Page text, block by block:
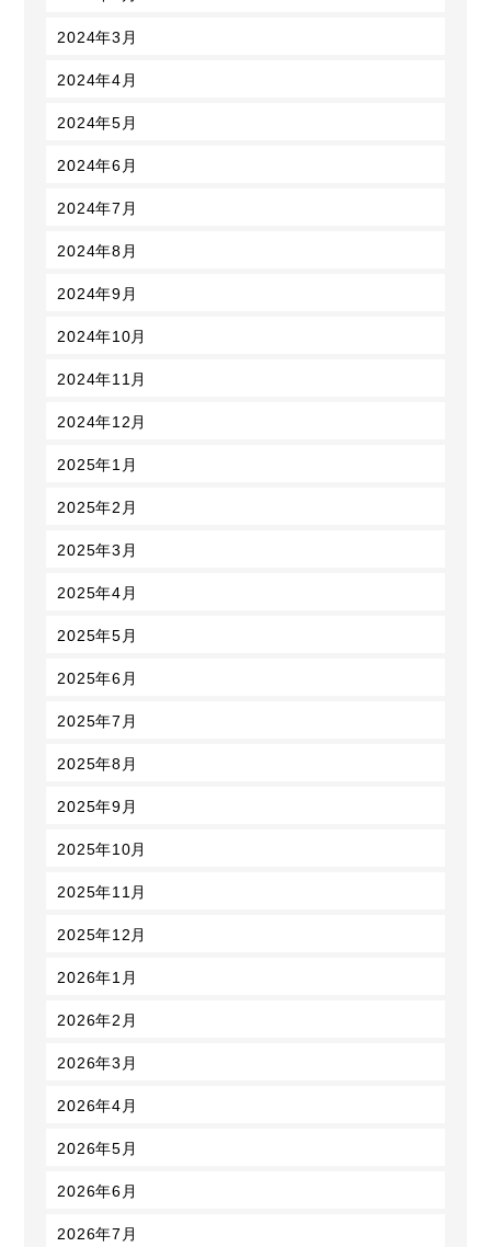
2024年3月
2024年4月
2024年5月
2024年6月
2024年7月
2024年8月
2024年9月
2024年10月
2024年11月
2024年12月
2025年1月
2025年2月
2025年3月
2025年4月
2025年5月
2025年6月
2025年7月
2025年8月
2025年9月
2025年10月
2025年11月
2025年12月
2026年1月
2026年2月
2026年3月
2026年4月
2026年5月
2026年6月
2026年7月